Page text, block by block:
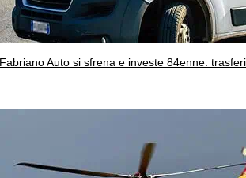
Fabriano Auto si sfrena e investe 84enne: